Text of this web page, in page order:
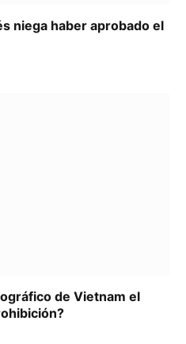
niega haber aprobado el
de Vietnam el